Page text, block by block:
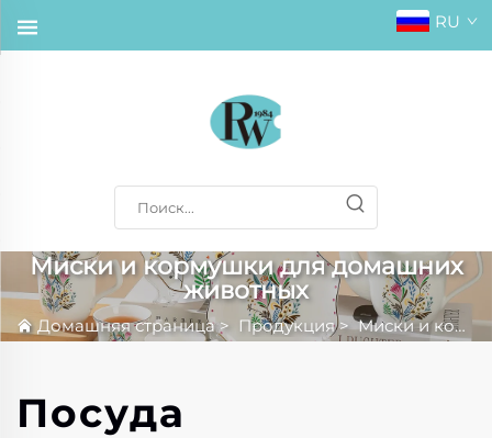
RU
Миски и кормушки для домашних
животных
Домашняя страница> Продукция>Миски и кормушки для домашних животных
Посуда